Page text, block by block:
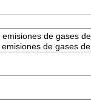
emisiones de gases
de gases